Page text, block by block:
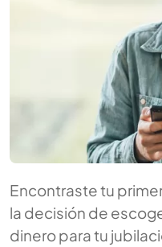
Encontraste tu
la decisión de
dinero para tu